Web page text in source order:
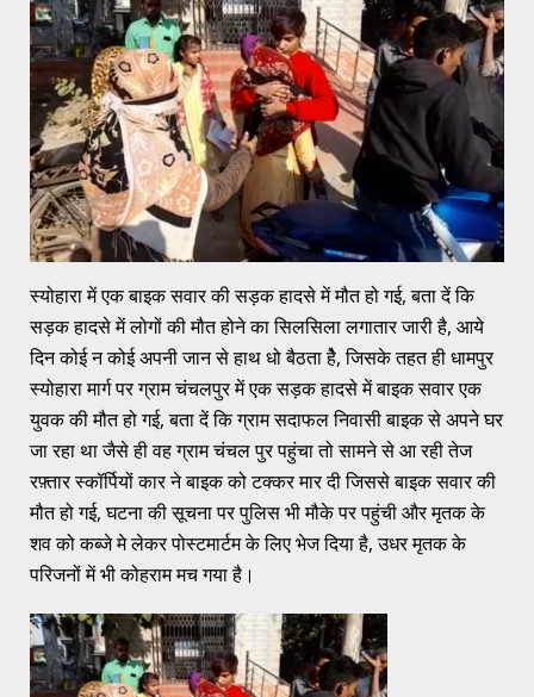
स्योहारा में एक बाइक सवार की सड़क हादसे में मौत हो गई, बता दें कि
सड़क हादसे में लोगों की मौत होने का सिलसिला लगातार जारी है, आये
दिन कोई न कोई अपनी जान से हाथ धो बैठता हेै, जिसके तहत ही धामपुर
स्योहारा मार्ग पर ग्राम चंचलपुर में एक सड़क हादसे में बाइक सवार एक
युवक की मौत हो गई, बता दें कि ग्राम सदाफल निवासी बाइक से अपने घर
जा रहा था जैसे ही वह ग्राम चंचल पुर पहुंचा तो सामने से आ रही तेज
रफ़्तार स्कॉर्पियों कार ने बाइक को टक्कर मार दी जिससे बाइक सवार की
मौत हो गई, घटना की सूचना पर पुलिस भी मौके पर पहुंची और मृतक के
शव को कब्जे मे लेकर पोस्टमार्टम के लिए भेज दिया है, उधर मृतक के
परिजनों में भी कोहराम मच गया है।